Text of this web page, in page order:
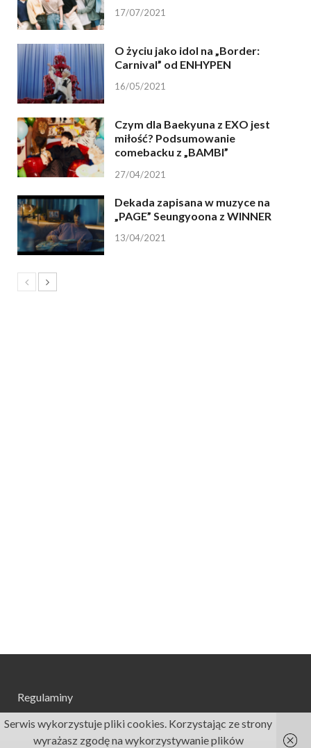
17/07/2021
O życiu jako idol na „Border:
Carnival” od ENHYPEN
16/05/2021
Czym dla Baekyuna z EXO jest
miłość? Podsumowanie
comebacku z „BAMBI”
27/04/2021
Dekada zapisana w muzyce na
„PAGE” Seungyoona z WINNER
13/04/2021
Regulaminy
Serwis wykorzystuje pliki cookies. Korzystając ze strony
wyrażasz zgodę na wykorzystywanie plików